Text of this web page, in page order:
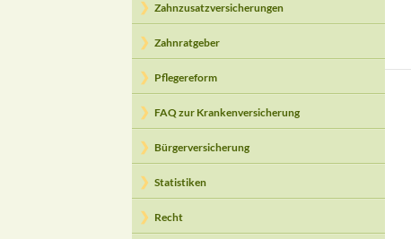
Zahnzusatzversicherungen
Zahnratgeber
Pflegereform
FAQ zur Krankenversicherung
Bürgerversicherung
Statistiken
Recht